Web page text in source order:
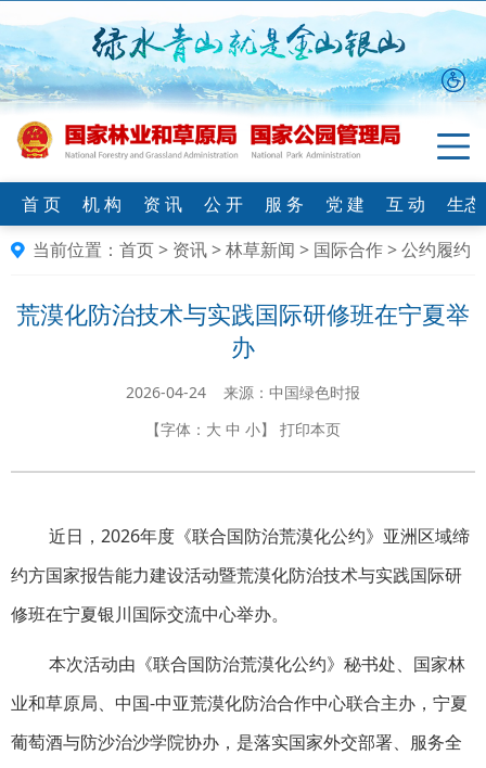
首 页 机 构 资 讯 公 开 服 务 党 建 互 动
生
当前位置： 首页> 资讯>林草新闻 > 国际合作>公约履约
荒漠化防治技术与实践国际研修班在宁夏举
办
2026-04-24 来源：中国绿色时报
【字体： 大 中 小】 打印本页
近日，2026年度《联合国防治荒漠化公约》亚洲区域缔
约方国家报告能力建设活动暨荒漠化防治技术与实践国际研
修班在宁夏银川国际交流中心举办。
本次活动由《联合国防治荒漠化公约》秘书处、国家林
业和草原局、中国-中亚荒漠化防治合作中心联合主办，宁夏
葡萄酒与防沙治沙学院协办，是落实国家外交部署、服务全